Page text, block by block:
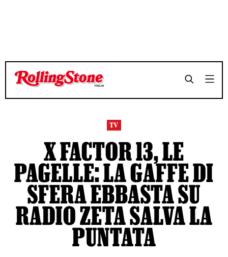
TEMPO DI LETTURA 6 MINUTI
TEMPO DI LETTURA 6 MINUTI
TV
X FACTOR 13, LE
PAGELLE: LA GAFFE DI
SFERA EBBASTA SU
RADIO ZETA SALVA LA
PUNTATA